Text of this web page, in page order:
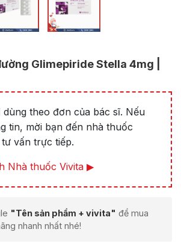
Glimepiride Stella 4mg |
theo đơn của bác sĩ. Nếu
tin, mời bạn đến nhà thuốc
vấn trực tiếp.
Nhà thuốc Vivita ▶
"Tên sản phẩm + vivita" để mua
nhanh nhất nhé!